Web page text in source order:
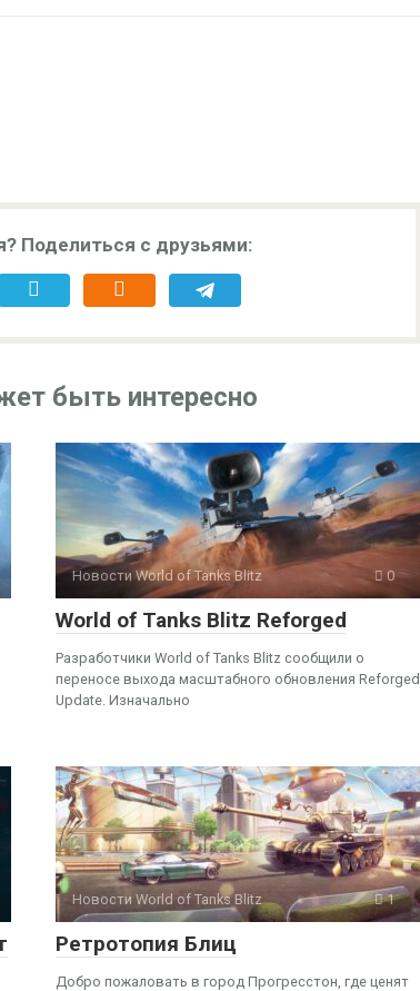
Поделиться с друзьями:
быть интересно
Новости World of Tanks Blitz 0
World of Tanks Blitz Reforged
Разработчики World of Tanks Blitz сообщили о
переносе выхода масштабного обновления Reforged
Update. Изначально
Новости World of Tanks Blitz 1
Ретротопия Блиц
Добро пожаловать в город Прогресстон, где ценят